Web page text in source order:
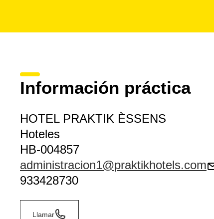
Información práctica
HOTEL PRAKTIK ÈSSENS
Hoteles
HB-004857
administracion1@praktikhotels.com
933428730
Llamar